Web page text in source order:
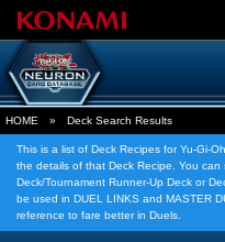
HOME » Deck Search Results
This is a list of Deck Recipes for Yu-Gi-
the details of that Deck Recipe. You
Deck/Tournament Runner-Up Deck or
be used in DUEL LINKS and MASTER
reference to fare better in Duels.